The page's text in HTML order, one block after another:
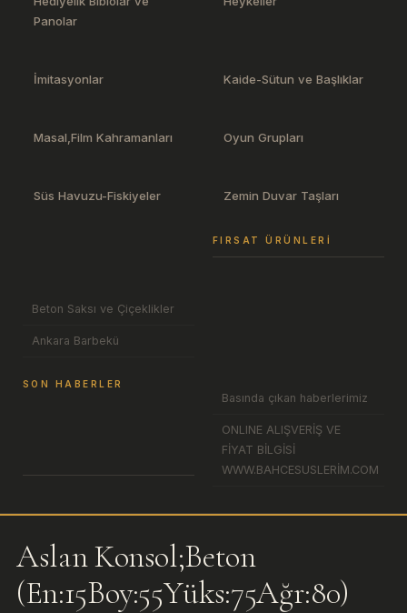
Panolar
İmitasyonlar Kaide-Sütun ve Başlıklar
Masal,Film Kahramanları Oyun Grupları
Süs Havuzu-Fiskiyeler Zemin Duvar Taşları
FIRSAT ÜRÜNLERI
Beton Saksı ve Çiçeklikler
Ankara Barbekü
SON HABERLER
Basında çıkan haberlerimiz
ONLINE ALIŞVERİŞ VE
FİYAT BİLGİSİ
WWW.BAHCESUSLERİM.COM
Aslan Konsol;Beton
(En:15Boy:55Yüks:75Ağr:80)